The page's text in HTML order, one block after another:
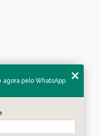
agora pelo WhatsApp